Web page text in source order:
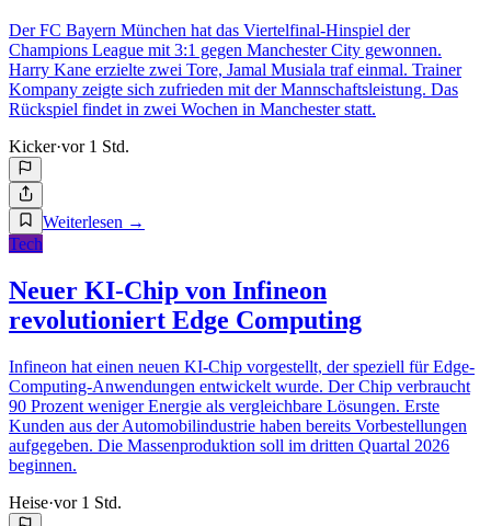
Der FC Bayern München hat das Viertelfinal-Hinspiel der
Champions League mit 3:1 gegen Manchester City gewonnen.
Harry Kane erzielte zwei Tore, Jamal Musiala traf einmal. Trainer
Kompany zeigte sich zufrieden mit der Mannschaftsleistung. Das
Rückspiel findet in zwei Wochen in Manchester statt.
Kicker·vor 1 Std.
Weiterlesen →
Tech
Neuer KI-Chip von Infineon
revolutioniert Edge Computing
Infineon hat einen neuen KI-Chip vorgestellt, der speziell für Edge-
Computing-Anwendungen entwickelt wurde. Der Chip verbraucht
90 Prozent weniger Energie als vergleichbare Lösungen. Erste
Kunden aus der Automobilindustrie haben bereits Vorbestellungen
aufgegeben. Die Massenproduktion soll im dritten Quartal 2026
beginnen.
Heise·vor 1 Std.